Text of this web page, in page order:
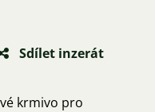
Sdílet inzerát
krmivo pro